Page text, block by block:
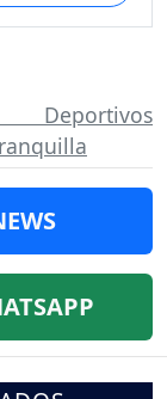
Deportivos